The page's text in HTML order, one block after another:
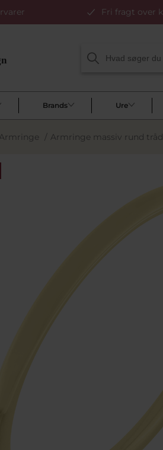
Fri fragt over
Brands Ure
Armringe / Armringe massiv rund tråd